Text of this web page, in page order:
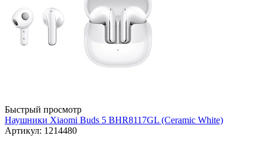
Быстрый просмотр
Наушники Xiaomi Buds 5 BHR8117GL (Ceramic White)
Артикул: 1214480